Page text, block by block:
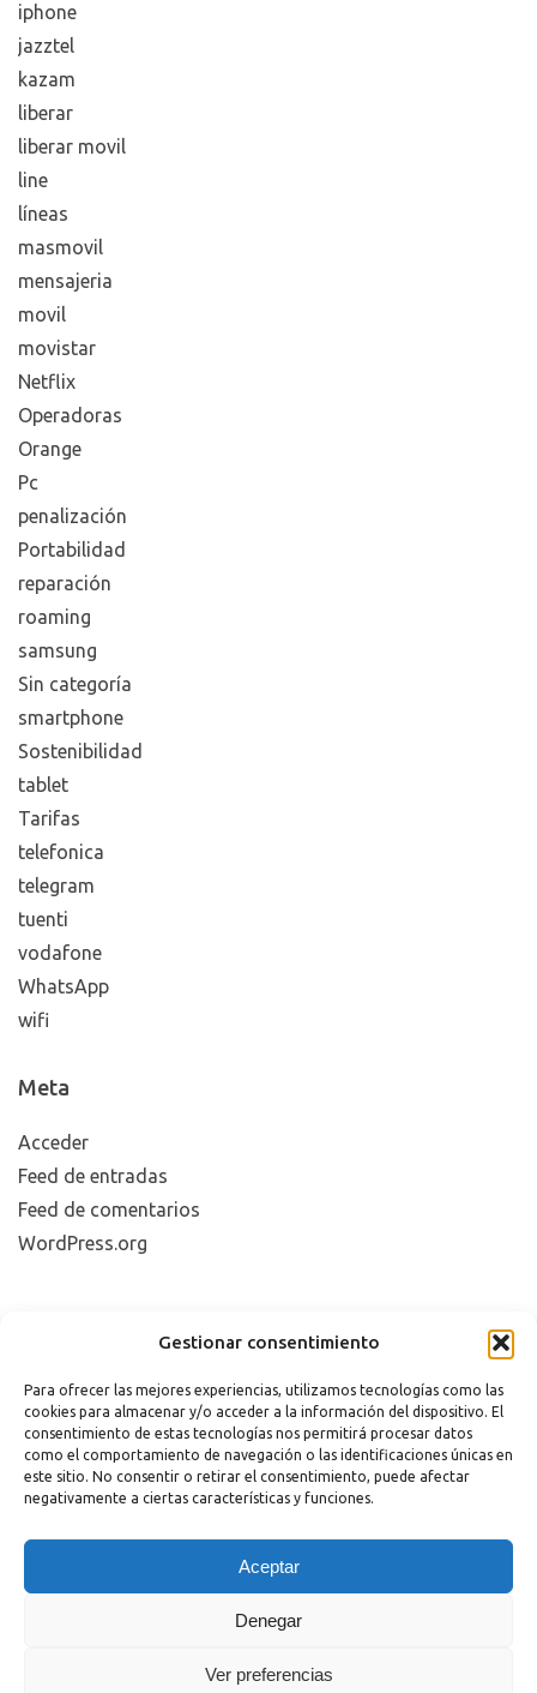
Gestionar consentimiento
Para ofrecer las mejores experiencias, utilizamos tecnologías como las
cookies para almacenar y/o acceder a la información del dispositivo. El
consentimiento de estas tecnologías nos permitirá procesar datos
como el comportamiento de navegación o las identificaciones únicas en
este sitio. No consentir o retirar el consentimiento, puede afectar
negativamente a ciertas características y funciones.
Aceptar
Denegar
Ver preferencias
iphone
jazztel
kazam
liberar
liberar movil
line
líneas
masmovil
mensajeria
movil
movistar
Netflix
Operadoras
Orange
Pc
penalización
Portabilidad
reparación
roaming
samsung
Sin categoría
smartphone
Sostenibilidad
tablet
Tarifas
telefonica
telegram
tuenti
vodafone
WhatsApp
wifi
Meta
Acceder
Feed de entradas
Feed de comentarios
WordPress.org
Copyright 2023 | |Política de cookies
Powered by